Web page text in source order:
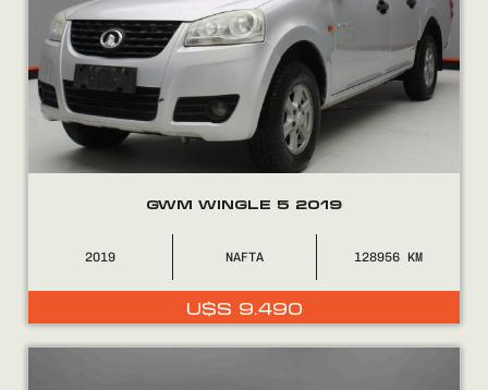
GWM WINGLE 5 2019
2019 NAFTA 128956
U$S 9.490